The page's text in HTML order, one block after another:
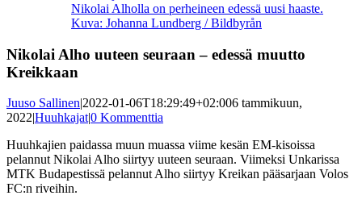
isompanaNikolai Alholla on perheineen edessä uusi haaste.
Kuva: Johanna Lundberg / Bildbyrån
Nikolai Alho uuteen seuraan – edessä muutto
Kreikkaan
Juuso Sallinen|2022-01-06T18:29:49+02:006 tammikuun,
2022|Huuhkajat|0 Kommenttia
Huuhkajien paidassa muun muassa viime kesän EM-kisoissa
pelannut Nikolai Alho siirtyy uuteen seuraan. Viimeksi Unkarissa
MTK Budapestissä pelannut Alho siirtyy Kreikan pääsarjaan Volos
FC:n riveihin.